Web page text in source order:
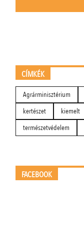
CÍMKÉK
Agrárminisztérium
kertészet
kiemelt
természetvédelem
FACEBOOK